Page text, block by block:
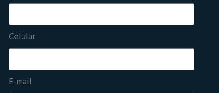
Celular
E-mail